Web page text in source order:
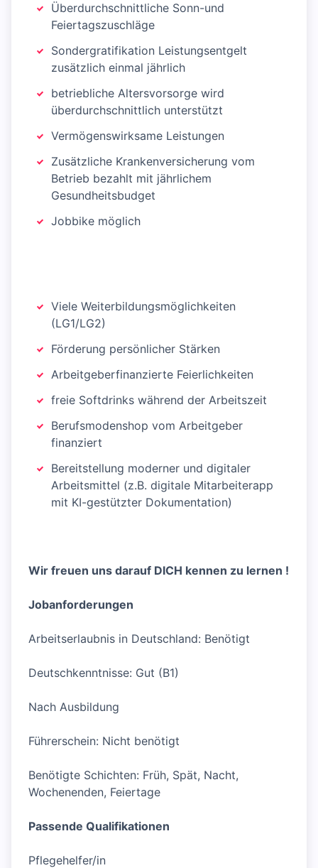
Überdurchschnittliche Sonn-und
Feiertagszuschläge
Sondergratifikation Leistungsentgelt
zusätzlich einmal jährlich
betriebliche Altersvorsorge wird
überdurchschnittlich unterstützt
Vermögenswirksame Leistungen
Zusätzliche Krankenversicherung vom
Betrieb bezahlt mit jährlichem
Gesundheitsbudget
Jobbike möglich
Viele Weiterbildungsmöglichkeiten
(LG1/LG2)
Förderung persönlicher Stärken
Arbeitgeberfinanzierte Feierlichkeiten
freie Softdrinks während der Arbeitszeit
Berufsmodenshop vom Arbeitgeber
finanziert
Bereitstellung moderner und digitaler
Arbeitsmittel (z.B. digitale Mitarbeiterapp
mit KI-gestützter Dokumentation)
Wir freuen uns darauf DICH kennen zu lernen !
Jobanforderungen
Arbeitserlaubnis in Deutschland: Benötigt
Deutschkenntnisse: Gut (B1)
Nach Ausbildung
Führerschein: Nicht benötigt
Benötigte Schichten: Früh, Spät, Nacht,
Wochenenden, Feiertage
Passende Qualifikationen
Pflegehelfer/in